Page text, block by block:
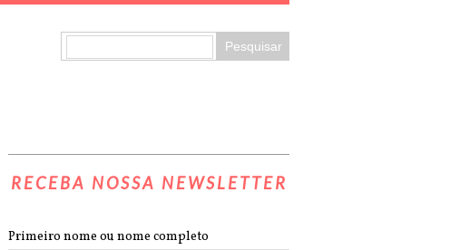
RECEBA NOSSA NEWSLETTER
Primeiro nome ou nome completo